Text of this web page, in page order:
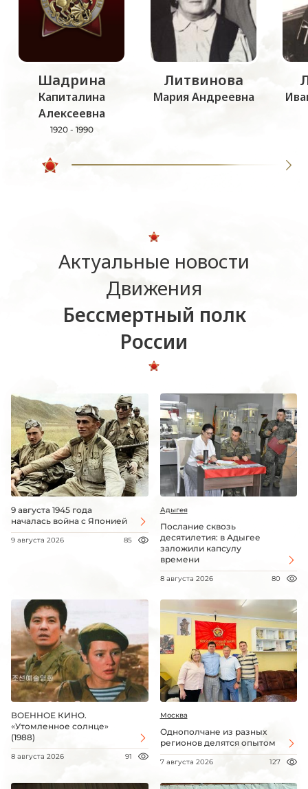
Шадрина
Капиталина
Алексеевна
1920 - 1990
Литвинова
Мария Андреевна
Актуальные новости
Движения
Бессмертный полк
России
9 августа 1945 года
началась война с Японией
9 августа 2026 85
Адыгея
Послание сквозь
десятилетия: в Адыгее
заложили капсулу
времени
8 августа 2026 80
ВОЕННОЕ КИНО.
«Утомленное солнце»
(1988)
8 августа 2026 91
Москва
Однополчане из разных
регионов делятся опытом
7 августа 2026 127